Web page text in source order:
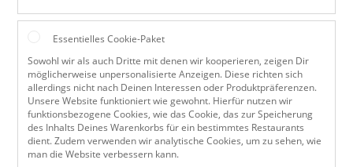
Essentielles Cookie-Paket
Sowohl wir als auch Dritte mit denen wir kooperieren, zeigen Dir
möglicherweise unpersonalisierte Anzeigen. Diese richten sich
allerdings nicht nach Deinen Interessen oder Produktpräferenzen.
Unsere Website funktioniert wie gewohnt. Hierfür nutzen wir
funktionsbezogene Cookies, wie das Cookie, das zur Speicherung
des Inhalts Deines Warenkorbs für ein bestimmtes Restaurants
dient. Zudem verwenden wir analytische Cookies, um zu sehen, wie
man die Website verbessern kann.